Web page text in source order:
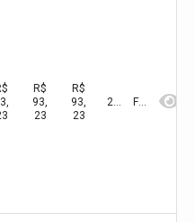
R$
93,
23
R$
93,
23
2026 Fevereiro